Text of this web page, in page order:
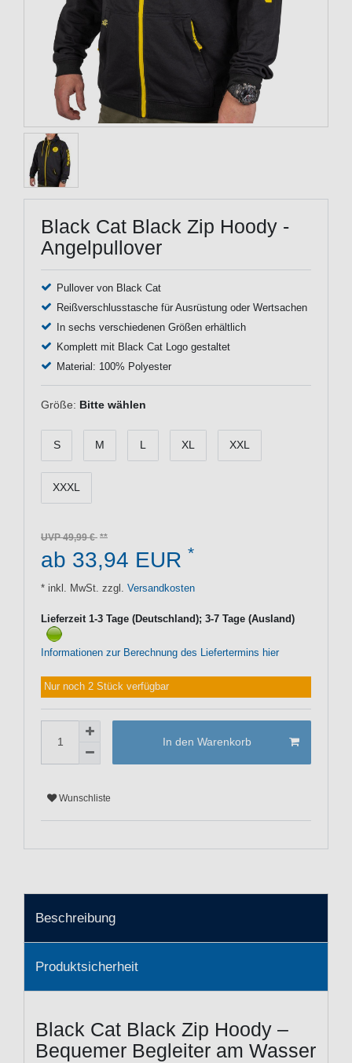
Black Cat Black Zip Hoody -
Angelpullover
Pullover von Black Cat
Reißverschlusstasche für Ausrüstung oder Wertsachen
In sechs verschiedenen Größen erhältlich
Komplett mit Black Cat Logo gestaltet
Material: 100% Polyester
Größe: Bitte wählen
S M L XL XXL
XXXL
UVP 49,99 €
ab 33,94 EUR *
* inkl. MwSt. zzgl. Versandkosten
Lieferzeit 1-3 Tage (Deutschland); 3-7 Tage (Ausland)
Informationen zur Berechnung des Liefertermins hier
Nur noch 2 Stück verfügbar
In den Warenkorb
Wunschliste
Beschreibung
Produktsicherheit
Black Cat Black Zip Hoody –
Bequemer Begleiter am Wasser